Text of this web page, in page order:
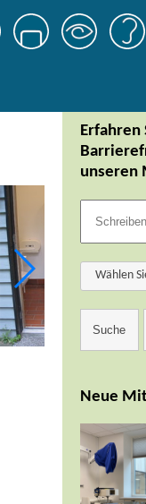
Erfahren
unseren
Wählen
Neue